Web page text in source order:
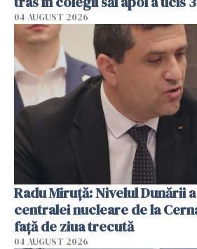
04 AUGUST 2026
Radu Miruţă: Nivelul Dunării
centralei nucleare de la
faţă de ziua trecută
04 AUGUST 2026